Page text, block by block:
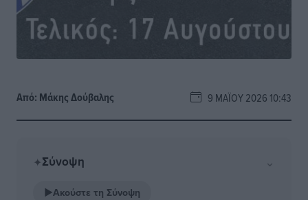
Από: Μάκης Δούβαλης 9 ΜΑΪ́ΟΥ 2026 10:43
✦Σύνοψη ⌄
▶Ακούστε τη Σύνοψη